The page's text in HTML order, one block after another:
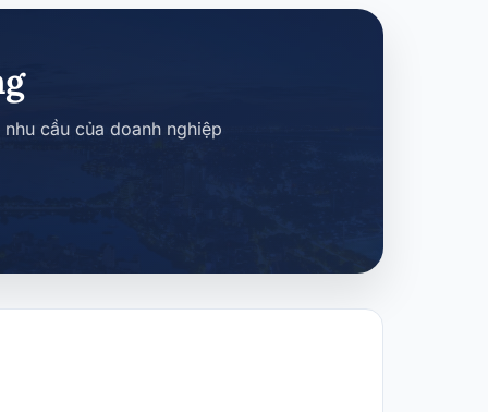
cầu của doanh nghiệp